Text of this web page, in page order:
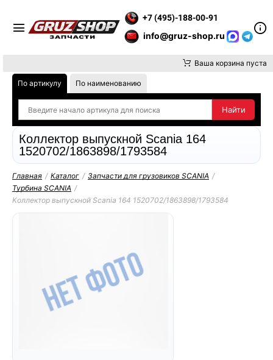
+7 (495)-188-00-91
info@gruz-shop.ru
Ваша корзина пуста
По артикулу По наименованию
Коллектор выпускной Scania 164
1520702/1863898/1793584
Главная / Каталог / Запчасти для грузовиков SCANIA /
Турбина SCANIA /
Коллектор выпускной Scania 164 1520702/1863898/1793584